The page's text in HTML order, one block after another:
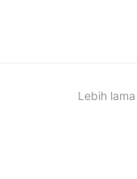
Lebih lama